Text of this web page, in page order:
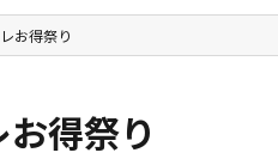
お得祭り
お得祭り